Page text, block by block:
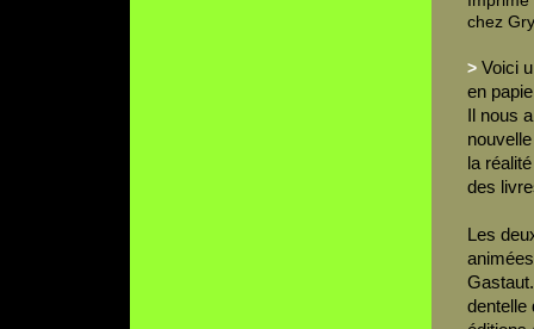
chez
> Voici
en
Il nous
la
des
Les
dentelle